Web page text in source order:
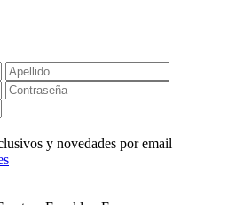
y novedades por email